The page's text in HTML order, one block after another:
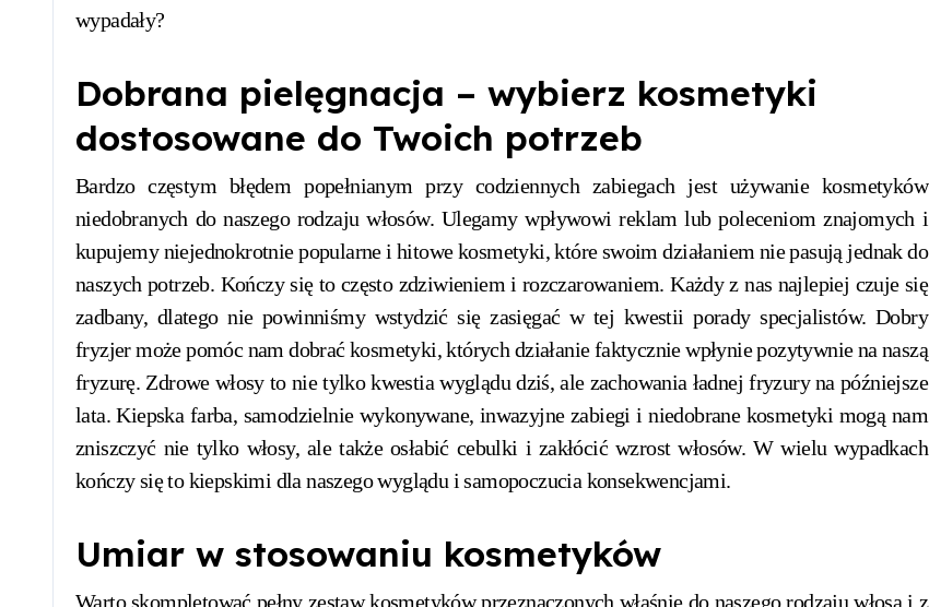
wypadały?
Dobrana pielęgnacja – wybierz kosmetyki
dostosowane do Twoich potrzeb
Bardzo częstym błędem popełnianym przy codziennych zabiegach jest używanie kosmetyków
niedobranych do naszego rodzaju włosów. Ulegamy wpływowi reklam lub poleceniom znajomych i
kupujemy niejednokrotnie popularne i hitowe kosmetyki, które swoim działaniem nie pasują jednak do
naszych potrzeb. Kończy się to często zdziwieniem i rozczarowaniem. Każdy z nas najlepiej czuje się
zadbany, dlatego nie powinniśmy wstydzić się zasięgać w tej kwestii porady specjalistów. Dobry
fryzjer może pomóc nam dobrać kosmetyki, których działanie faktycznie wpłynie pozytywnie na naszą
fryzurę. Zdrowe włosy to nie tylko kwestia wyglądu dziś, ale zachowania ładnej fryzury na późniejsze
lata. Kiepska farba, samodzielnie wykonywane, inwazyjne zabiegi i niedobrane kosmetyki mogą nam
zniszczyć nie tylko włosy, ale także osłabić cebulki i zakłócić wzrost włosów. W wielu wypadkach
kończy się to kiepskimi dla naszego wyglądu i samopoczucia konsekwencjami.
Umiar w stosowaniu kosmetyków
Warto skompletować pełny zestaw kosmetyków przeznaczonych właśnie do naszego rodzaju włosa i z